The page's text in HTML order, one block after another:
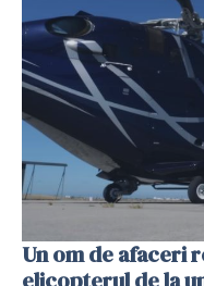
Un om de afaceri